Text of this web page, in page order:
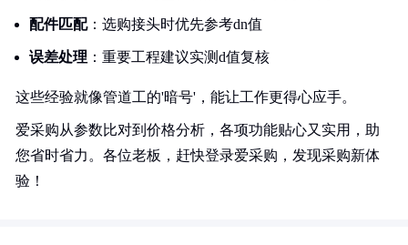
配件匹配：选购接头时优先参考dn值
误差处理 ：重要工程建议实测d值复核
这些经验就像管道工的'暗号'，能让工作更得心应手。
爱采购从参数比对到价格分析，各项功能贴心又实用，助
您省时省力。各位老板，赶快登录爱采购，发现采购新体
验！